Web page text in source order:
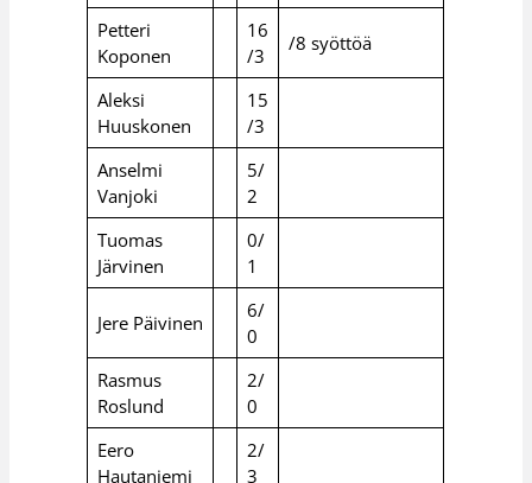
Petteri
Koponen
16
/3
/8 syöttöä
Aleksi
Huuskonen
15
/3
Anselmi
Vanjoki
5/
2
Tuomas
Järvinen
0/
1
Jere Päivinen
6/
0
Rasmus
Roslund
2/
0
Eero
Hautaniemi
2/
3